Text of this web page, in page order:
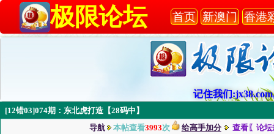
极限论坛 首页 新澳门 香港
记住我们
[12错03]074期：东北虎打造【28码中】
导航 本帖查看3993次 给高手加分 查看〖论坛